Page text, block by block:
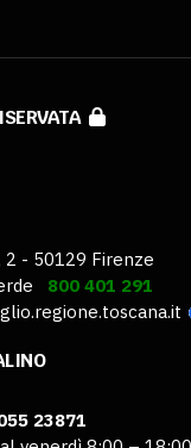
2 - 50129 Firenze
800 401 291
23871